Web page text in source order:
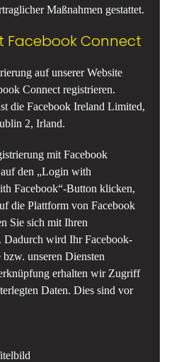
Maßnahmen gestattet.
Facebook Connect
auf unserer Website
Connect registrieren.
die Facebook Ireland Limited,
2, Irland.
mit Facebook
den „Login with
Facebook“-Button klicken,
die Plattform von Facebook
Sie sich mit Ihren
Dadurch wird Ihr Facebook-
unseren Diensten
erhalten wir Zugriff
Daten. Dies sind vor